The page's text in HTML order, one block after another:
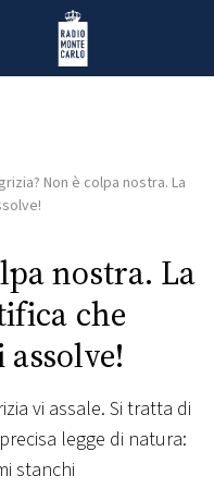
Radio Monte Carlo
Non è colpa nostra. La
nostra. La
che
vi assale. Si tratta di
legge di natura:
stanchi